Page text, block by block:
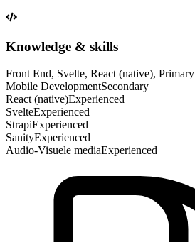
Knowledge & skills
Front End, Svelte, React (native), Primary
Mobile DevelopmentSecondary
React (native)Experienced
SvelteExperienced
StrapiExperienced
SanityExperienced
Audio-Visuele mediaExperienced